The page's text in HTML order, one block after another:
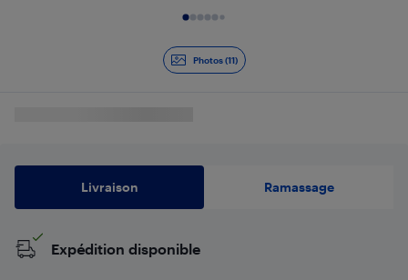
Photos (11)
Livraison Ramassage
Expédition disponible